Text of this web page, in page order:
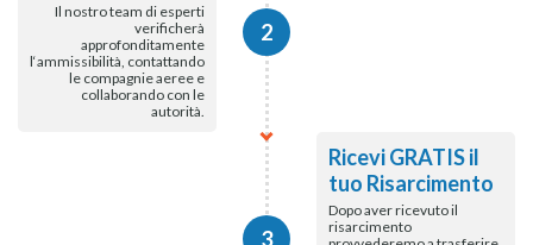
Il nostro team di esperti
verificherà
approfonditamente
l‘ammissibilità, contattando
le compagnie aeree e
collaborando con le
autorità.
2
3
Ricevi GRATIS il
tuo Risarcimento
Dopo aver ricevuto il
risarcimento